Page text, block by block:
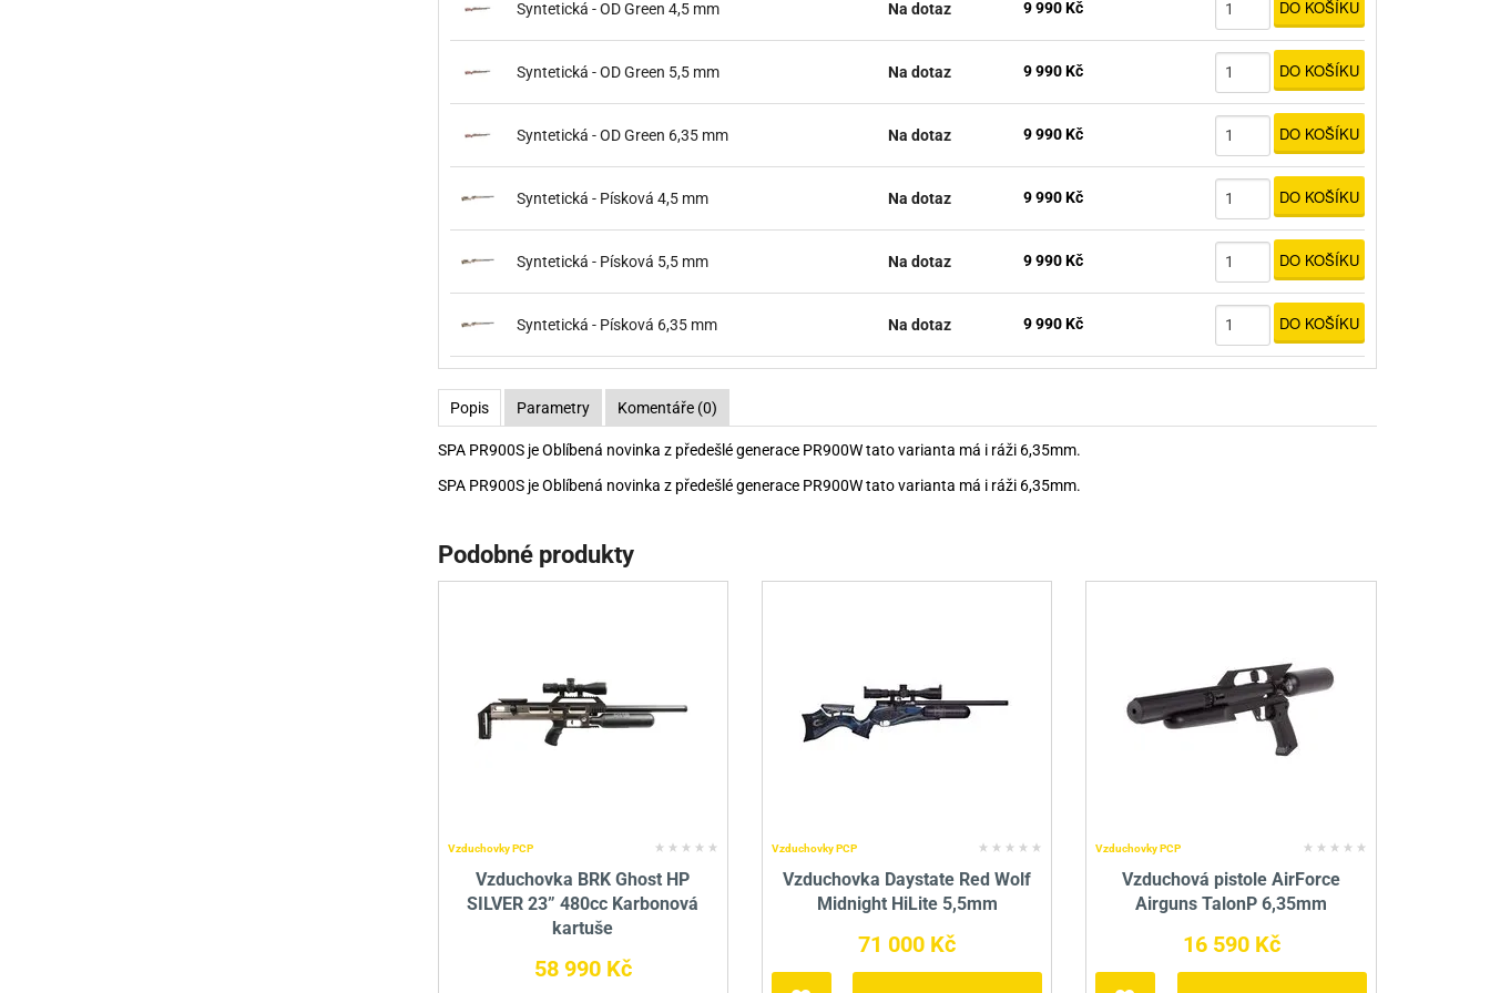
Syntetická - OD Green 4,5 mm Na dotaz 9 990 Kč DO KOŠÍKU
Syntetická - OD Green 5,5 mm Na dotaz 9 990 Kč DO KOŠÍKU
Syntetická - OD Green 6,35 mm Na dotaz 9 990 Kč DO KOŠÍKU
Syntetická - Písková 4,5 mm Na dotaz 9 990 Kč DO KOŠÍKU
Syntetická - Písková 5,5 mm Na dotaz 9 990 Kč DO KOŠÍKU
Syntetická - Písková 6,35 mm Na dotaz 9 990 Kč DO KOŠÍKU
Popis Parametry Komentáře (0)
SPA PR900S je Oblíbená novinka z předešlé generace PR900W tato varianta má i ráži 6,35mm.
SPA PR900S je Oblíbená novinka z předešlé generace PR900W tato varianta má i ráži 6,35mm.
Podobné produkty
Vzduchovky PCP
Vzduchovka BRK Ghost HP
SILVER 23” 480cc Karbonová
kartuše
58 990 Kč
Vzduchovky PCP
Vzduchovka Daystate Red Wolf
Midnight HiLite 5,5mm
71 000 Kč
Vzduchovky PCP
Vzduchová pistole AirForce
Airguns TalonP 6,35mm
16 590 Kč